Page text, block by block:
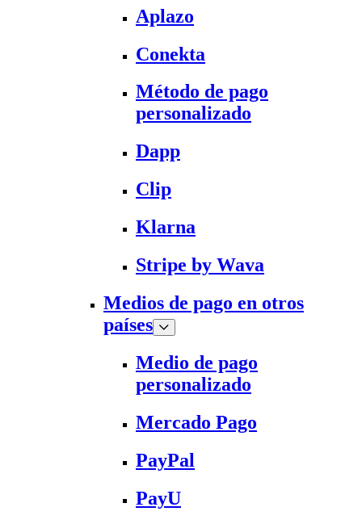
Aplazo
Conekta
Método de pago
personalizado
Dapp
Clip
Klarna
Stripe by Wava
Medios de pago en otros
países
Medio de pago
personalizado
Mercado Pago
PayPal
PayU